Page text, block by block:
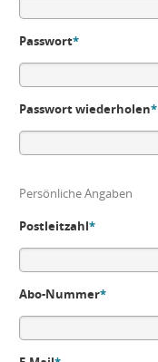
Passwort*
Passwort wiederholen*
Persönliche Angaben
Postleitzahl*
Abo-Nummer*